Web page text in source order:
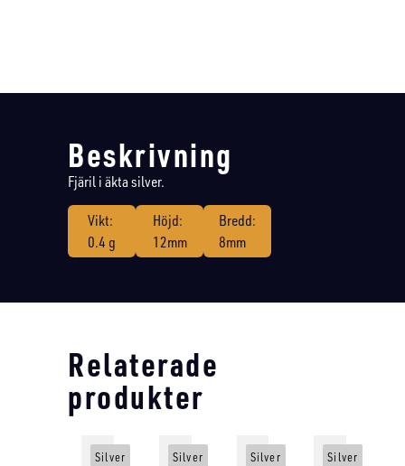
Beskrivning
Fjäril i äkta silver.
Vikt:
0.4 g
Höjd:
12mm
Bredd:
8mm
Relaterade
produkter
Silver Silver Silver Silver